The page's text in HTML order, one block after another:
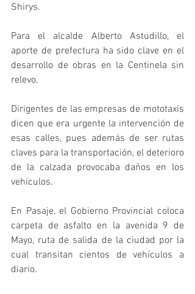
Shirys.
Para el alcalde Alberto Astudillo, el
aporte de prefectura ha sido clave en el
desarrollo de obras en la Centinela sin
relevo.
Dirigentes de las empresas de mototaxis
dicen que era urgente la intervención de
esas calles, pues además de ser rutas
claves para la transportación, el deterioro
de la calzada provocaba daños en los
vehículos.
En Pasaje, el Gobierno Provincial coloca
carpeta de asfalto en la avenida 9 de
Mayo, ruta de salida de la ciudad por la
cual transitan cientos de vehículos a
diario.